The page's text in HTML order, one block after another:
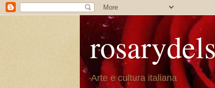
Arte e cultura italiana